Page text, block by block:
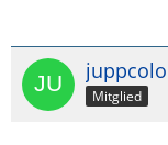
Mitglied